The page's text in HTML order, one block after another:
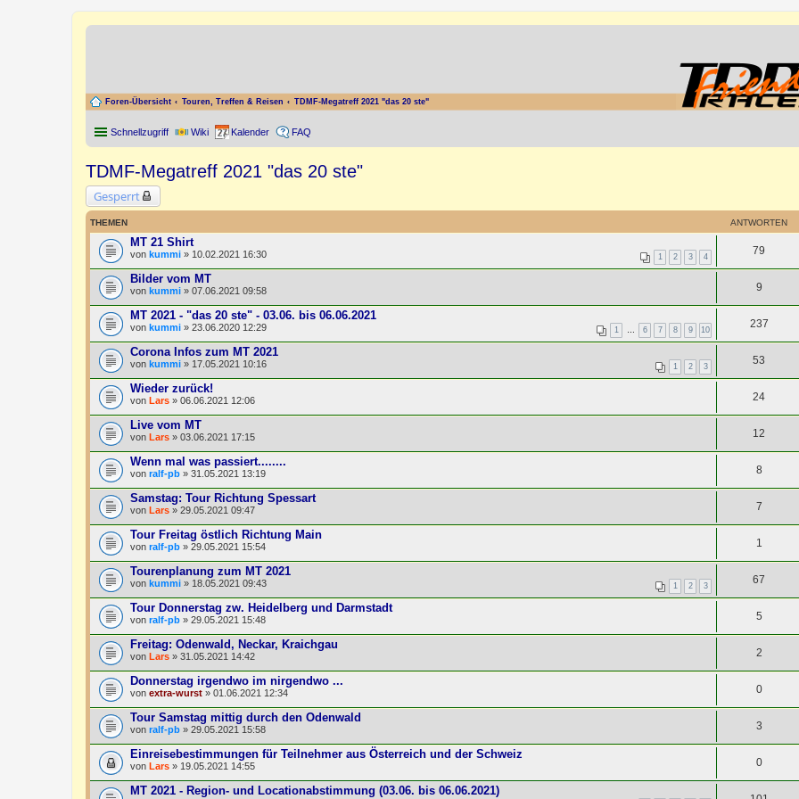
Foren-Übersicht Touren, Treffen & Reisen TDMF-Megatreff 2021 "das 20 ste"
Schnellzugriff Wiki Kalender FAQ
TDMF-Megatreff 2021 "das 20 ste"
Gesperrt
THEMEN ANTWORTEN
MT 21 Shirt
1 2 3 4
von kummi » 10.02.2021 16:30 79
Bilder vom MT
von kummi » 07.06.2021 09:58 9
MT 2021 - "das 20 ste" - 03.06. bis 06.06.2021
1 … 6 7 8 9 10
von kummi » 23.06.2020 12:29 237
Corona Infos zum MT 2021
1 2 3
von kummi » 17.05.2021 10:16 53
Wieder zurück!
von Lars » 06.06.2021 12:06 24
Live vom MT
von Lars » 03.06.2021 17:15 12
Wenn mal was passiert........
von ralf-pb » 31.05.2021 13:19 8
Samstag: Tour Richtung Spessart
von Lars » 29.05.2021 09:47 7
Tour Freitag östlich Richtung Main
von ralf-pb » 29.05.2021 15:54 1
Tourenplanung zum MT 2021
1 2 3
von kummi » 18.05.2021 09:43 67
Tour Donnerstag zw. Heidelberg und Darmstadt
von ralf-pb » 29.05.2021 15:48 5
Freitag: Odenwald, Neckar, Kraichgau
von Lars » 31.05.2021 14:42 2
Donnerstag irgendwo im nirgendwo ...
von extra-wurst » 01.06.2021 12:34 0
Tour Samstag mittig durch den Odenwald
von ralf-pb » 29.05.2021 15:58 3
Einreisebestimmungen für Teilnehmer aus Österreich und der Schweiz
von Lars » 19.05.2021 14:55 0
MT 2021 - Region- und Locationabstimmung (03.06. bis 06.06.2021)